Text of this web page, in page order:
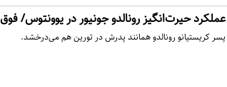
عملکرد حیرت‌انگیز رونالدو جونیور در یوونتوس/
پسر کریستیانو رونالدو همانند پدرش در تورین هم می‌درخشد.